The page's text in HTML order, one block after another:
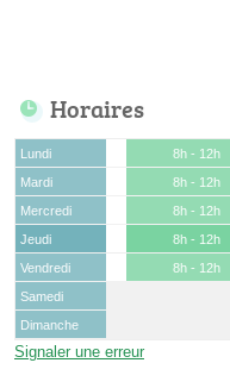
Horaires
Lundi 8h - 12h
Mardi
8h - 12h
Mercredi
8h - 12h
Jeudi
8h - 12h
Vendredi
8h - 12h
Samedi
Dimanche
Signaler une erreur